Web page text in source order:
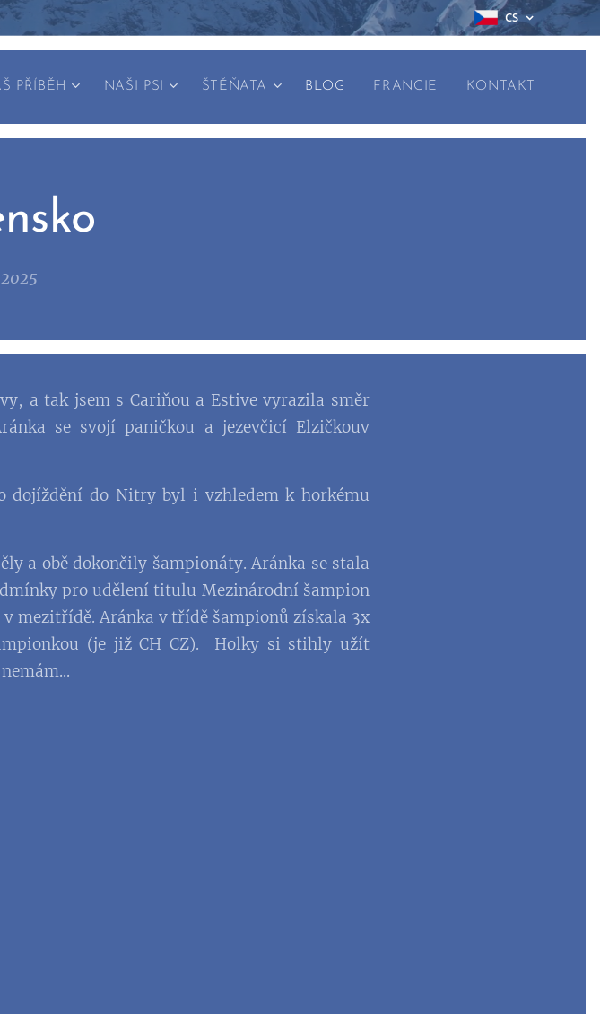
CS
PŘÍBĚH NAŠI PSI ŠTĚŇATA BLOG FRANCIE KONTAKT
a tak jsem s Cariňou a Estive vyrazila směr
se svojí paničkou a jezevčicí Elzičkouv
dojíždění do Nitry byl i vzhledem k horkému
a obě dokončily šampionáty. Aránka se stala
pro udělení titulu Mezinárodní šampion
mezitřídě. Aránka v třídě šampionů získala 3x
(je již CH CZ). Holky si stihly užít